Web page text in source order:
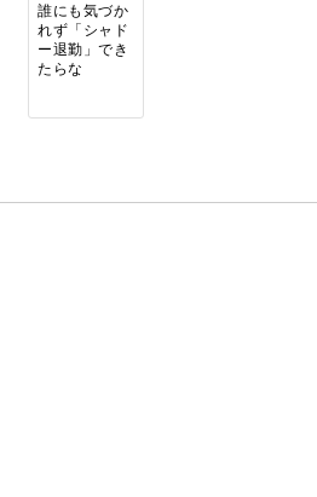
誰にも気づか
れず「シャド
ー退勤」でき
たらな